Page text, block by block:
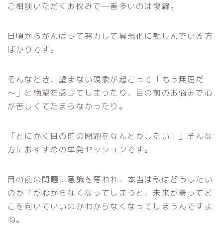
ご相談いただくお悩みで一番多いのは復縁。
日頃からがんばって努力して具現化に勤しんでいる方
ばかりです。
そんなとき、望まない現象が起こって「もう無理だ
～」と絶望を感じてしまったり、目の前のお悩みで心
が苦しくてたまらなかったり。
「とにかく目の前の問題をなんとかしたい！」そんな
方におすすめの単発セッションです。
目の前の問題に意識を奪われ、本当は私はどうしたい
のか？がわからなくなってしまうと、未来が曇ってど
こを向いていいのかわからなくなってしまうんですよ
ね。